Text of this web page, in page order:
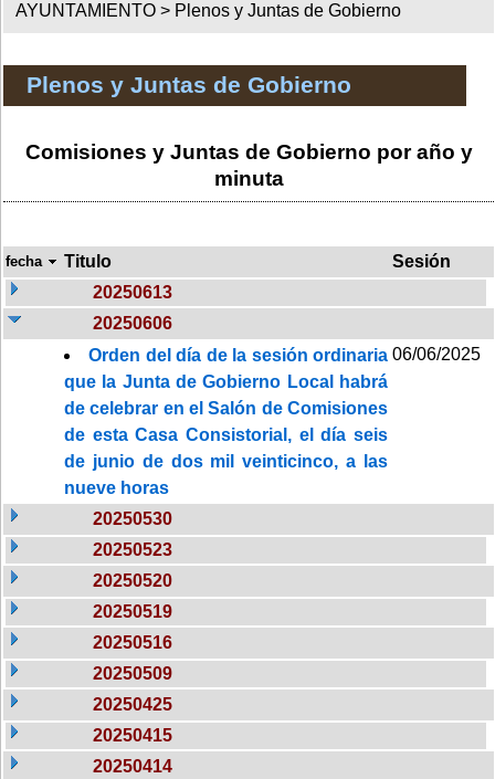
AYUNTAMIENTO > Plenos y Juntas de Gobierno
Plenos y Juntas de Gobierno
Comisiones y Juntas de Gobierno por año y
minuta
fecha Titulo
Sesión
20250613
20250606
Orden del día de la sesión ordinaria
que la Junta de Gobierno Local habrá
de celebrar en el Salón de Comisiones
de esta Casa Consistorial, el día seis
de junio de dos mil veinticinco, a las
nueve horas
06/06/2025
20250530
20250523
20250520
20250519
20250516
20250509
20250425
20250415
20250414